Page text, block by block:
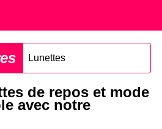
Lunettes
de repos et mode
avec notre